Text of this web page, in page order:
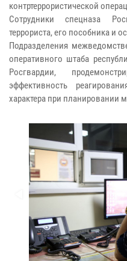
контртеррористической
Сотрудники спецназа
террориста, его пособника и
Подразделения
оперативного штаба
Росгвардии,
эффективность
характера при планировании